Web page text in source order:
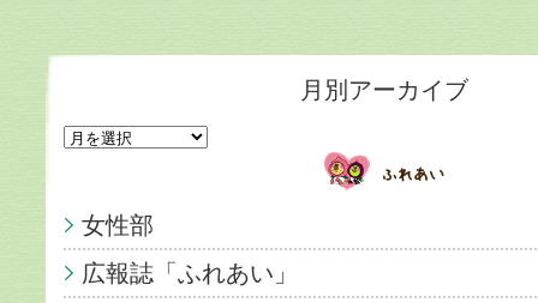
月別アーカイブ
女性部
広報誌「ふれあい」